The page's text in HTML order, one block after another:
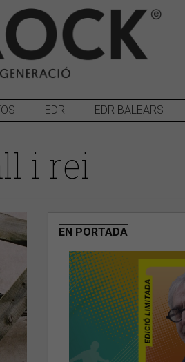
EDR EDR BALEARS
i rei
EN PORTADA